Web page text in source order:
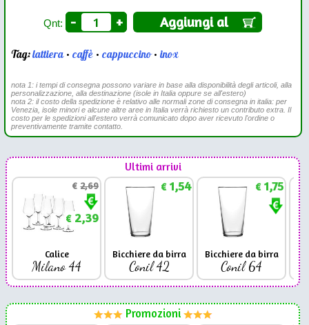
Qnt: - + Aggiungi al
Tag:lattiera•caffè •cappuccino•inox
nota 1: i tempi di consegna possono variare in base alla disponibilità degli articoli, alla
personalizzazione, alla destinazione (isole in Italia oppure se all'estero)
nota 2: il costo della spedizione è relativo alle normali zone di consegna in italia: per
Venezia, isole minori e alcune altre aree in Italia verrà richiesto un contributo extra. Il
costo per le spedizioni all'estero verrà comunicato dopo aver ricevuto l'ordine o
preventivamente tramite contatto.
Ultimi arrivi
€2,69
€2,39
Calice
Milano 44
€1,54
Bicchiere da birra
Conil 42
€1,75
Bicchiere da birra
Conil 64
Promozioni